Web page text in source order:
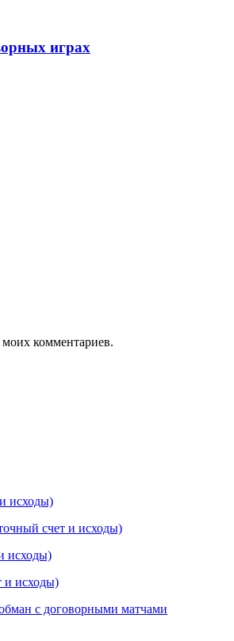
играх
комментариев.
исходы)
счет и исходы)
исходы)
и исходы)
с договорными матчами